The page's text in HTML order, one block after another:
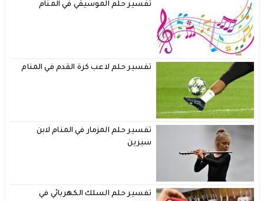
تفسير حلم الموسيقي في المنام
تفسير حلم لاعب كرة القدم في المنام
تفسير حلم المزمار في المنام لابن
سيرين
تفسير حلم السلك الكهربائي في